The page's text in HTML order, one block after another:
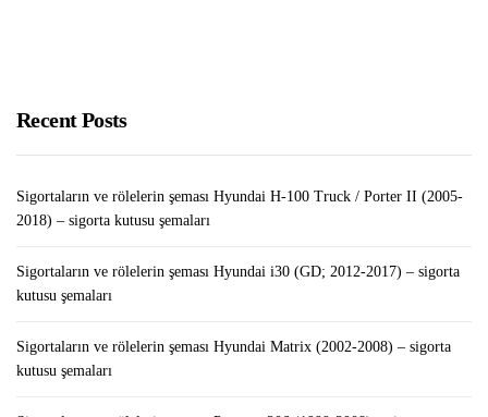
Recent Posts
Sigortaların ve rölelerin şeması Hyundai H-100 Truck / Porter II (2005-
2018) – sigorta kutusu şemaları
Sigortaların ve rölelerin şeması Hyundai i30 (GD; 2012-2017) – sigorta
kutusu şemaları
Sigortaların ve rölelerin şeması Hyundai Matrix (2002-2008) – sigorta
kutusu şemaları